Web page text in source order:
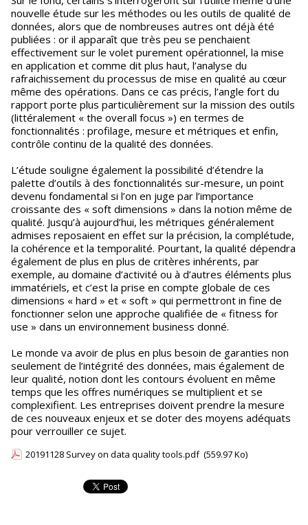
nouvelle étude sur les méthodes ou les outils de qualité de
données, alors que de nombreuses autres ont déjà été
publiées : or il apparaît que très peu se penchaient
effectivement sur le volet purement opérationnel, la mise
en application et comme dit plus haut, l’analyse du
rafraichissement du processus de mise en qualité au cœur
même des opérations. Dans ce cas précis, l’angle fort du
rapport porte plus particulièrement sur la mission des outils
(littéralement « the overall focus ») en termes de
fonctionnalités : profilage, mesure et métriques et enfin,
contrôle continu de la qualité des données.
L’étude souligne également la possibilité d’étendre la
palette d’outils à des fonctionnalités sur-mesure, un point
devenu fondamental si l’on en juge par l’importance
croissante des « soft dimensions » dans la notion même de
qualité. Jusqu’à aujourd’hui, les métriques généralement
admises reposaient en effet sur la précision, la complétude,
la cohérence et la temporalité. Pourtant, la qualité dépendra
également de plus en plus de critères inhérents, par
exemple, au domaine d’activité ou à d’autres éléments plus
immatériels, et c’est la prise en compte globale de ces
dimensions « hard » et « soft » qui permettront in fine de
fonctionner selon une approche qualifiée de « fitness for
use » dans un environnement business donné.
Le monde va avoir de plus en plus besoin de garanties non
seulement de l’intégrité des données, mais également de
leur qualité, notion dont les contours évoluent en même
temps que les offres numériques se multiplient et se
complexifient. Les entreprises doivent prendre la mesure
de ces nouveaux enjeux et se doter des moyens adéquats
pour verrouiller ce sujet.
20191128 Survey on data quality tools.pdf (559.97 Ko)